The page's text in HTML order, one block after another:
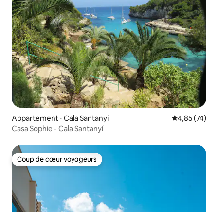
Appartement ⋅ Cala Santanyí Évaluation
4,85 (74)
Casa Sophie - Cala Santanyí
Coup de cœur voyageurs
Coup de cœur voyageurs